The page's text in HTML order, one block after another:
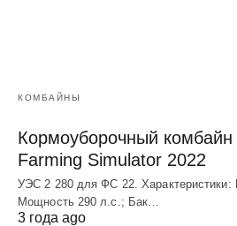
КОМБАЙНЫ
Кормоуборочный
Farming Simulator 2022
УЭC 2 280 для ФС 22. Характеристики:
Мощность 290 л.с.; Бак…
3 года ago